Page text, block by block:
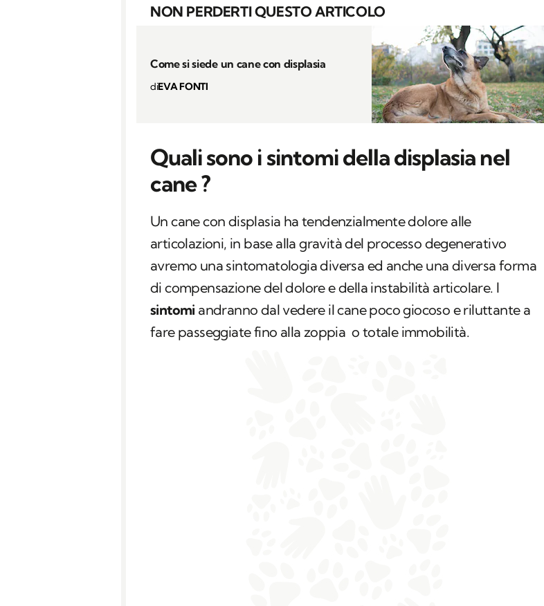
NON PERDERTI QUESTO ARTICOLO
Come si siede un cane con displasia
diEVA FONTI
Quali sono i sintomi della displasia nel
cane ?
Un cane con displasia ha tendenzialmente dolore alle
articolazioni, in base alla gravità del processo degenerativo
avremo una sintomatologia diversa ed anche una diversa forma
di compensazione del dolore e della instabilità articolare. I
sintomi andranno dal vedere il cane poco giocoso e riluttante a
fare passeggiate fino alla zoppia o totale immobilità.